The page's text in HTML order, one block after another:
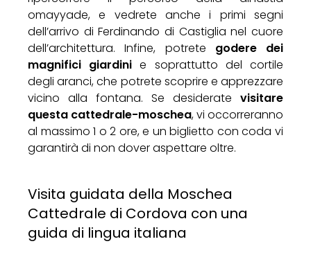
omayyade, e vedrete anche i primi segni
dell’arrivo di Ferdinando di Castiglia nel cuore
dell’architettura. Infine, potrete godere dei
magnifici giardinie soprattutto del cortile
degli aranci, che potrete scoprire e apprezzare
vicino alla fontana. Se desiderate visitare
questa cattedrale-moschea, vi occorreranno
al massimo 1 o 2 ore, e un biglietto con coda vi
garantirà di non dover aspettare oltre.
Visita guidata della Moschea
Cattedrale di Cordova con una
guida di lingua italiana